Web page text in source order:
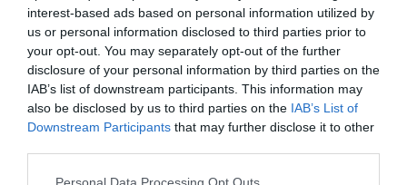
interest-based ads based on personal information utilized by
us or personal information disclosed to third parties prior to
your opt-out. You may separately opt-out of the further
disclosure of your personal information by third parties on the
IAB’s list of downstream participants. This information may
also be disclosed by us to third parties on the IAB’s List of
Downstream Participants that may further disclose it to other
Please note that this website/app uses one or more Google
Personal Data Processing Opt Outs
BLIZANCIUran i Venera u vašem znaku donose vam nove izvore
prihoda. Jupiter u Raku ukazuje na to da bi porodični biznis
mogao procvjetati do 30. juna. Blizanci koji rade s nekretninama
imat će uspjeha.